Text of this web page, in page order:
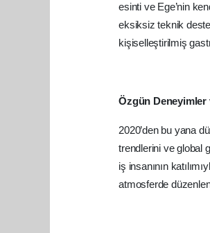
esinti ve Ege’nin
eksiksiz teknik
kişiselleştirilmiş
Özgün Deneyimler
2020’den bu yana
trendlerini ve global
iş insanının
atmosferde